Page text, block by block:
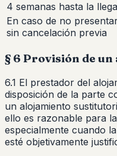
4 semanas hasta la
En caso de no
sin cancelación previa
§ 6 Provisión de
6.1 El prestador del
disposición de la parte
un alojamiento
ello es razonable para
especialmente cuando
esté objetivamente